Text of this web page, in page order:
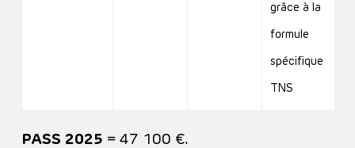
grâce à la
formule
spécifique
TNS
PASS 2025 = 47 100 €.